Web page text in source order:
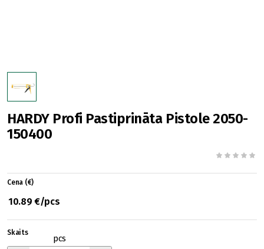
HARDY Profi Pastiprināta Pistole 2050-
150400
Cena (€)
10.89 €/pcs
Skaits
pcs